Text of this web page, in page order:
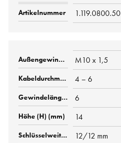
1.119.0800.50
M10 x 1,5
4 – 6
6
14
12/12 mm